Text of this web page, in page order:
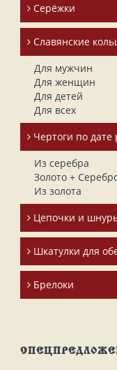
Серёжки
Славянские
Для мужчин
Для женщин
Для детей
Для всех
Чертоги по
Из серебра
Золото +
Из золота
Цепочки и
Шкатулки для
Брелоки